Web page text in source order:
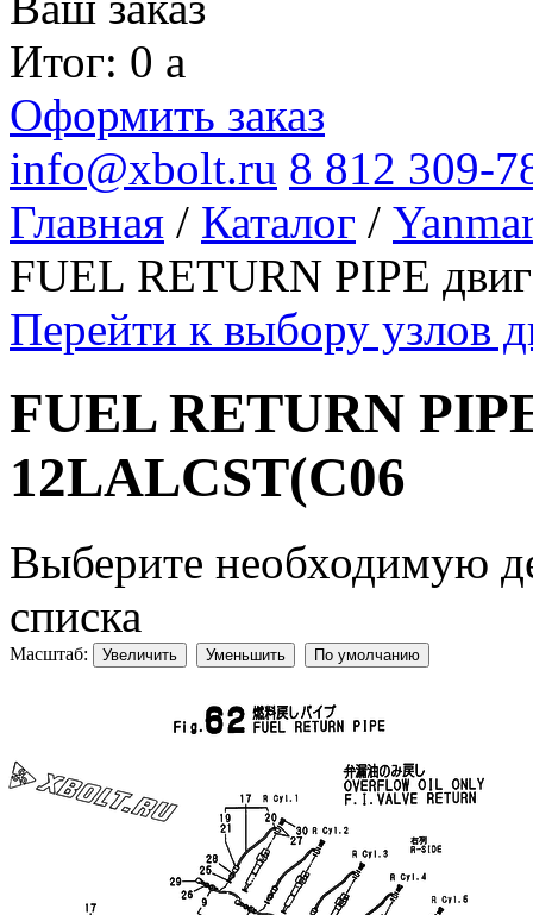
Итог: 0 a
Оформить заказ
info@xbolt.ru 8 812 309-
Главная / Каталог /
FUEL RETURN PIPE
Перейти к выбору узлов
FUEL RETURN
12LALCST(C06
Выберите необходимую
списка
Масштаб: Увеличить Уменьшить По умолчанию